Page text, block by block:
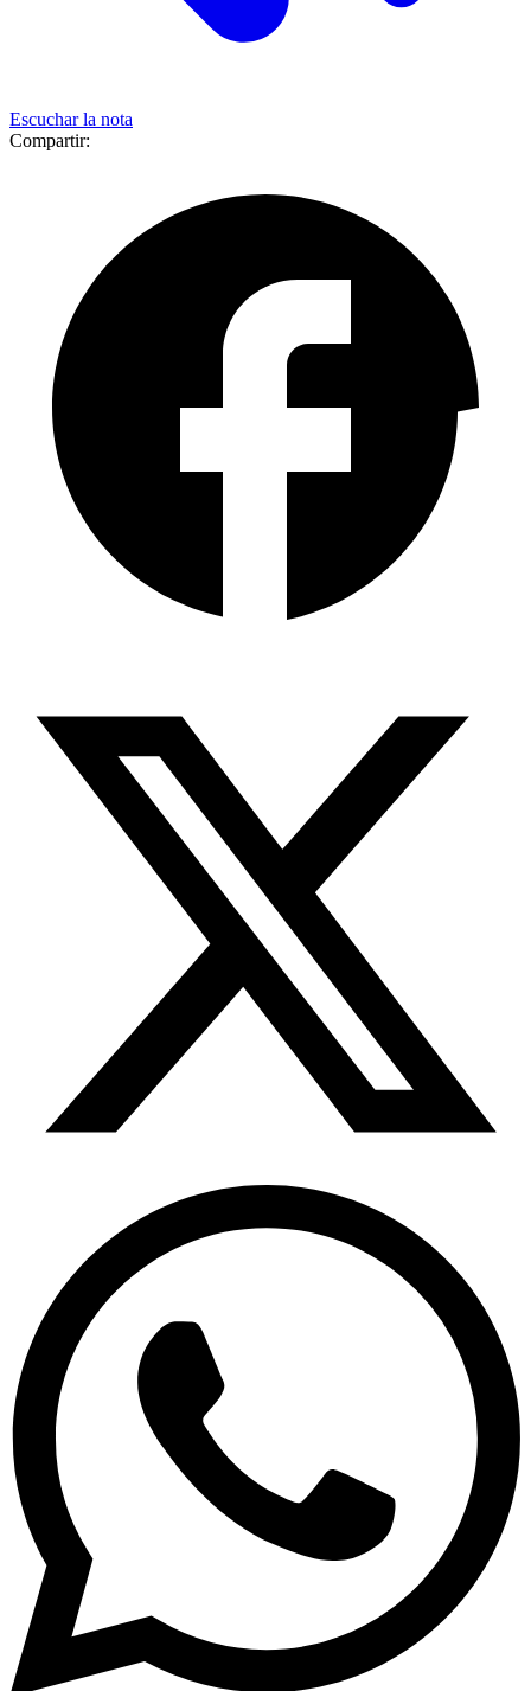
Escuchar la nota
Compartir: